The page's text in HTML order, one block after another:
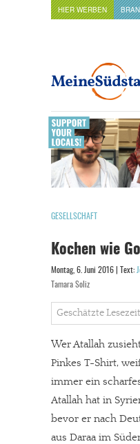
HIER WERBEN
GESELLSCHAFT
Kochen wie
Montag, 6. Juni 2016 | Text:
Tamara Soliz
Geschätzte
Wer Atallah
Pinkes T-Shirt,
immer ein
Atallah hat in
bevor er nach
aus Daraa im